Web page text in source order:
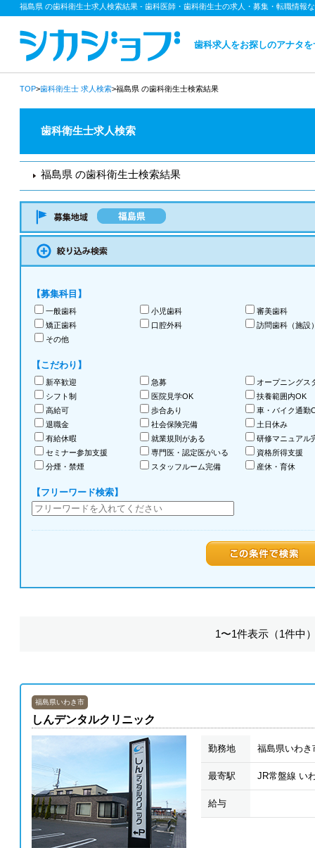
福島県 の歯科衛生士求人検索結果 - 歯科医師・歯科衛生士の求人・募集・転職情報
歯科求人をお探しのアナタ
TOP>歯科衛生士求人検索>福島県 の歯科衛生士検索結果
歯科衛生士求人検索
福島県 の歯科衛生士検索結果
【募集科目】
一般歯科 小児歯科
審美歯科
矯正歯科
口腔外科
訪問歯科（施設
その他
【こだわり】
新卒歓迎 急募
オープニングス
シフト制
医院見学OK
扶養範囲内OK
高給可
歩合あり
車・バイク通勤
退職金
社会保険完備
土日休み
有給休暇
就業規則がある
研修マニュアル
セミナー参加支援
専門医・認定医がいる
資格所得支援
分煙・禁煙
スタッフルーム完備 産休・育休
【フリーワード検索】
1〜1件表示（1件中
福島県いわき市
しんデンタルクリニック
勤務地 福島県いわき
最寄駅 JR常盤線 い
給与